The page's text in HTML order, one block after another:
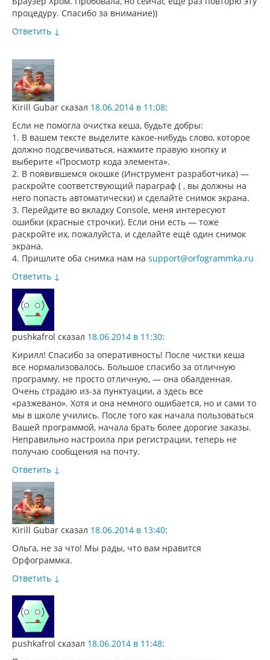
процедуру. Спасибо за внимание))
Ответить ↓
Kirill Gubar сказал 18.06.2014 в 11:08:
Если не помогла очистка кеша, будьте добры:
1. В вашем тексте выделите какое-нибудь слово, которое
должно подсвечиваться, нажмите правую кнопку и
выберите «Просмотр кода элемента».
2. В появившемся окошке (Инструмент разработчика) —
раскройте соответствующий параграф ( , вы должны на
него попасть автоматически) и сделайте снимок экрана.
3. Перейдите во вкладку Console, меня интересуют
ошибки (красные строчки). Если они есть — тоже
раскройте их, пожалуйста, и сделайте ещё один снимок
экрана.
4. Пришлите оба снимка нам на support@orfogrammka.ru
Ответить ↓
pushkafrol сказал 18.06.2014 в 11:30:
Кирилл! Спасибо за оперативность! После чистки кеша
все нормализовалось. Большое спасибо за отличную
программу. не просто отличную, — она обалденная.
Очень страдаю из-за пунктуации, а здесь все
«разжевано». Хотя и она немного ошибается, но и сами то
мы в школе учились. После того как начала пользоваться
Вашей программой, начала брать более дорогие заказы.
Неправильно настроила при регистрации, теперь не
получаю сообщения на почту.
Ответить ↓
Kirill Gubar сказал 18.06.2014 в 13:40:
Ольга, не за что! Мы рады, что вам нравится
Орфограммка.
Ответить ↓
pushkafrol сказал 18.06.2014 в 11:48: